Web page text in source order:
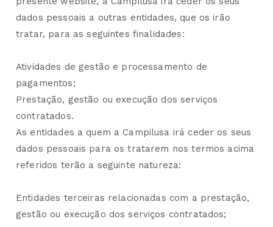
dados pessoais a outras entidades, que os irão
tratar, para as seguintes finalidades:
Atividades de gestão e processamento de
pagamentos;
Prestação, gestão ou execução dos serviços
contratados.
As entidades a quem a Campilusa irá ceder os seus
dados pessoais para os tratarem nos termos acima
referidos terão a seguinte natureza:
Entidades terceiras relacionadas com a prestação,
gestão ou execução dos serviços contratados;